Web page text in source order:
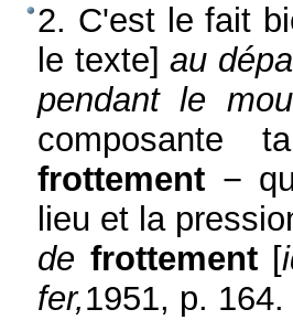
2. C'est le fait
le texte]au
pendant le
composante
frottement −
lieu et la
de frottement[
fer,1951, p. 164.